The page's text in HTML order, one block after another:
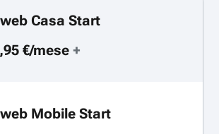
Casa Start
€/mese+
Mobile Start